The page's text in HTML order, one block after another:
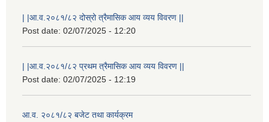
| |आ.व.२०८१/८२ दोस्रो त्रैमासिक आय व्यय विवरण ||
Post date: 02/07/2025 - 12:20
| |आ.व.२०८१/८२ प्रथम त्रैमासिक आय व्यय विवरण ||
Post date: 02/07/2025 - 12:19
आ.व. २०८१/८२ बजेट तथा कार्यक्रम